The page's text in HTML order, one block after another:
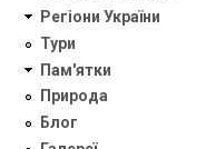
Регіони України
Тури
Пам'ятки
Природа
Блог